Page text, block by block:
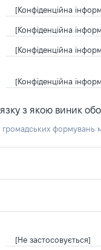
[Конфіденційна
[Конфіденційна
[Конфіденційна
[Конфіденційна
з якою виник
громадських
[Не застосовується]